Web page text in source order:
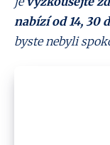
nabízí od 14, 30
byste nebyli